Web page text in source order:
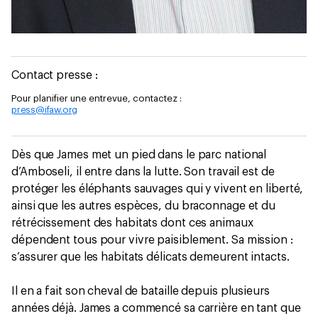
Contact presse :
Pour planifier une entrevue, contactez :
press@ifaw.org
Dès que James met un pied dans le parc national
d’Amboseli, il entre dans la lutte. Son travail est de
protéger les éléphants sauvages qui y vivent en liberté,
ainsi que les autres espèces, du braconnage et du
rétrécissement des habitats dont ces animaux
dépendent tous pour vivre paisiblement. Sa mission :
s’assurer que les habitats délicats demeurent intacts.
Il en a fait son cheval de bataille depuis plusieurs
années déjà. James a commencé sa carrière en tant que